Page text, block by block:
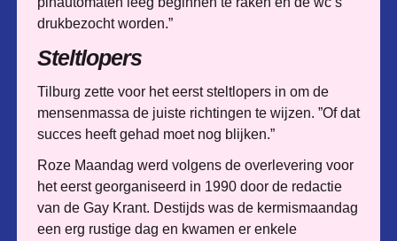
drukbezocht worden.”
Steltlopers
Tilburg zette voor het eerst steltlopers in om de
mensenmassa de juiste richtingen te wijzen. ”Of dat
succes heeft gehad moet nog blijken.”
Roze Maandag werd volgens de overlevering voor
het eerst georganiseerd in 1990 door de redactie
van de Gay Krant. Destijds was de kermismaandag
een erg rustige dag en kwamen er enkele